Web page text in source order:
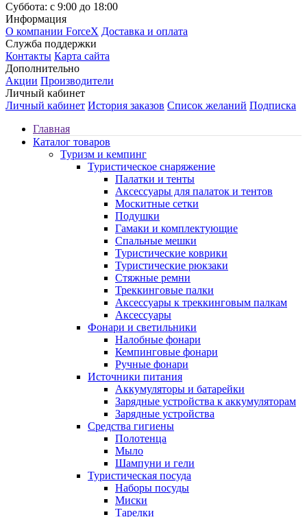
Суббота: с 9:00 до 18:00
Информация
О компании ForceX Доставка и оплата
Служба поддержки
Контакты Карта сайта
Дополнительно
Акции Производители
Личный кабинет
Личный кабинет История заказов Список желаний Подписка
Главная
Каталог товаров
Туризм и кемпинг
Туристическое снаряжение
Палатки и тенты
Аксессуары для палаток и тентов
Москитные сетки
Подушки
Гамаки и комплектующие
Спальные мешки
Туристические коврики
Туристические рюкзаки
Стяжные ремни
Треккинговые палки
Аксессуары к треккинговым палкам
Аксессуары
Фонари и светильники
Налобные фонари
Кемпинговые фонари
Ручные фонари
Источники питания
Аккумуляторы и батарейки
Зарядные устройства к аккумуляторам
Зарядные устройства
Средства гигиены
Полотенца
Мыло
Шампуни и гели
Туристическая посуда
Наборы посуды
Миски
Тарелки